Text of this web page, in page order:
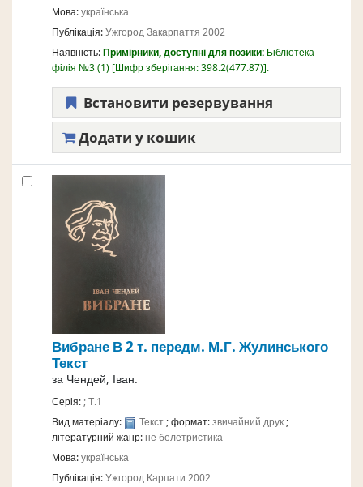
Мова:українська
Публікація:УжгородЗакарпаття 2002
Наявність:Примірники, доступні для позики: Бібліотека-
філія №3(1) Шифр зберігання:398.2(477.87) .
Встановити резервування
Додати у кошик
Вибране В 2 т. передм. М.Г. Жулинського
Текст
за Чендей, Іван.
Серія:; Т.1
Вид матеріалу:
Текст; формат:звичайний друк;
літературний жанр:не белетристика
Мова:українська
Публікація:Ужгород Карпати 2002